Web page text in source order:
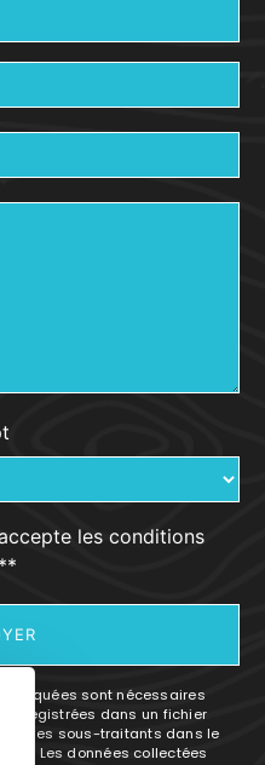
Masquer le
les conditions
sont nécessaires
enregistrées dans un fichier
et ses sous-traitants dans le
Les données collectées